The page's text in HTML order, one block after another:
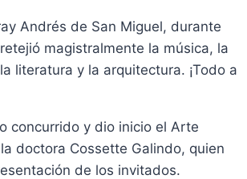
Andrés de San Miguel, durante
magistralmente la música, la
literatura y la arquitectura. ¡Todo a
concurrido y dio inicio el Arte
doctora Cossette Galindo, quien
de los invitados.